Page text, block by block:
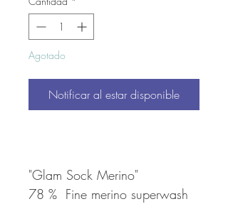
Agotado
Notificar al estar disponible
"Glam Sock Merino"
78 % Fine merino superwash